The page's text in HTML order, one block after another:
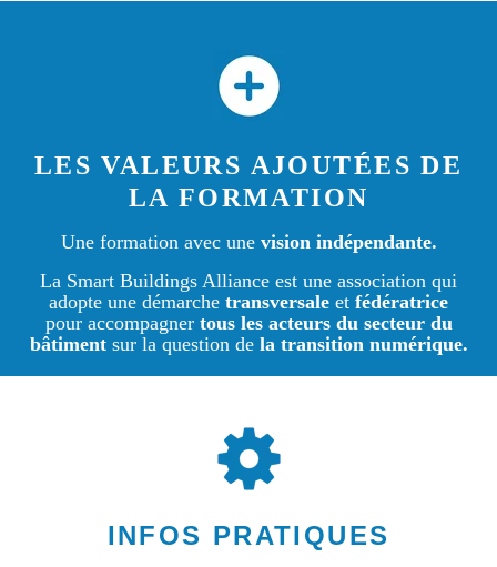
LES VALEURS AJOUTÉES DE
LA FORMATION
Une formation avec une vision indépendante.
La Smart Buildings Alliance est une association qui
adopte une démarche transversale et fédératrice
pour accompagner tous les acteurs du secteur du
bâtimentsur la question de la transition numérique.
INFOS PRATIQUES